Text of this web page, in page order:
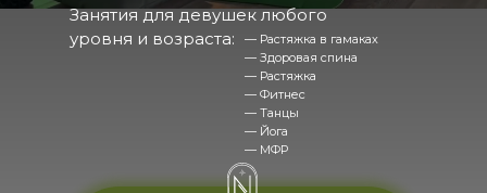
Занятия для девушек любого
уровня и возраста:
— Растяжка в гамаках
— Здоровая спина
— Растяжка
— Фитнес
— Танцы
— Йога
— МФР